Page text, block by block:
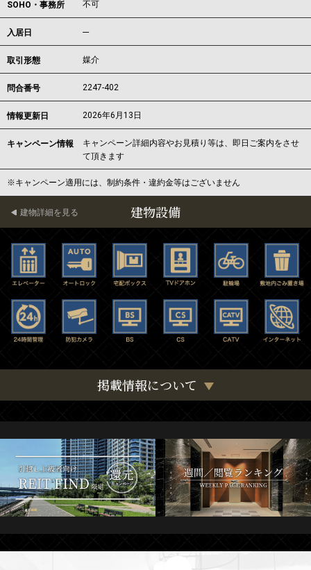
SOHO・事務所 不可
入居日 ---
取引形態 媒介
問合番号 2247-402
情報更新日 2026年6月13日
キャンペーン情報
キャンペーン詳細内容やお見積り等は、即日ご案内をさせ
て頂きます
※キャンペーン適用には、制約条件・違約金等はございません
建物設備
建物詳細を見る
掲載情報について